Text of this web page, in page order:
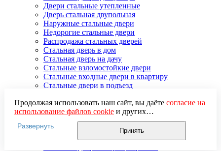
Двери стальные утепленные
Дверь стальная двупольная
Наружные стальные двери
Недорогие стальные двери
Распродажа стальных дверей
Стальная дверь в дом
Стальная дверь на дачу
Стальные взломостойкие двери
Стальные входные двери в квартиру
Стальные двери в подъезд
Стальные двери массив
Стальные двери мдф
Стальные двери с зеркалом
Стальные двери с ковкой
Стальные двери с порошковым напылением
Продолжая использовать наш сайт, вы даёте согласие на
использование файлов cookieи других
пользовательских данных (включая IP-адрес, сведения о
местоположении, устройстве, действиях на сайте и т. п.)
для функционирования сайта, проведения
Развернуть
Принять